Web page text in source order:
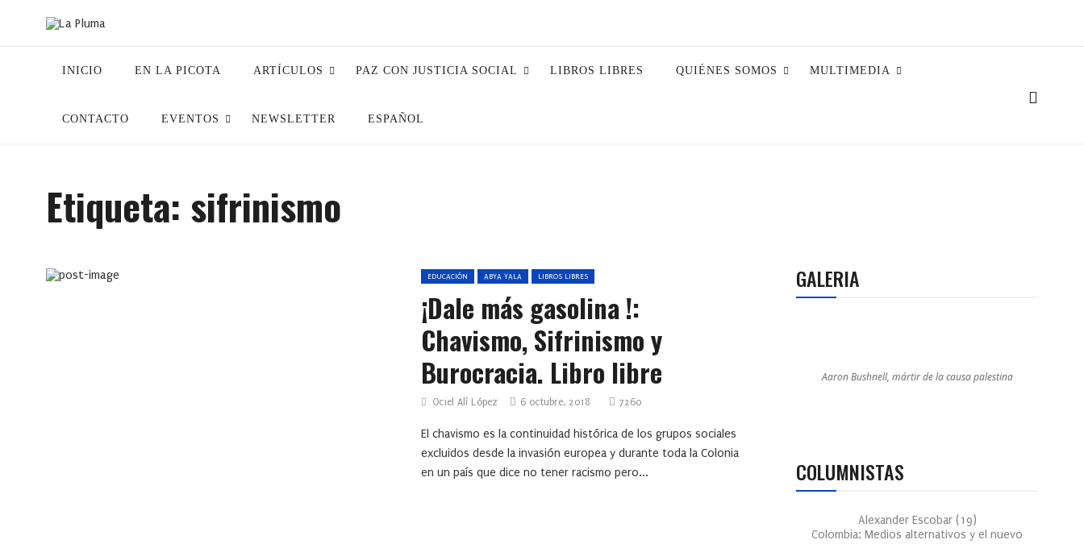
INICIO EN LA PICOTA ARTÍCULOS PAZ CON JUSTICIA SOCIAL LIBROS LIBRES QUIÉNES SOMOS MULTIMEDIA
CONTACTO EVENTOS NEWSLETTER ESPAÑOL
Etiqueta: sifrinismo
EDUCACIÓN ABYA YALA LIBROS LIBRES
¡Dale más gasolina !:
Chavismo, Sifrinismo y
Burocracia. Libro libre
Ociel Alí López 6 octubre, 2018 7260
El chavismo es la continuidad histórica de los grupos sociales
excluidos desde la invasión europea y durante toda la Colonia
en un país que dice no tener racismo pero...
GALERIA
Aaron Bushnell, mártir de la causa palestina
COLUMNISTAS
Alexander Escobar (19)
Colombia: Medios alternativos y el nuevo